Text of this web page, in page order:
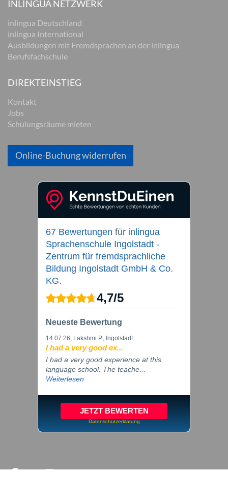
INLINGUA NETZWERK
inlingua Deutschland
inlingua International
Ausbildungen mit Fremdsprachen an der inlingua
Berufsfachschule
DIREKTEINSTIEG
Kontakt
Jobs
Schulungsräume mieten
Online-Buchung widerrufen
67 Bewertungen für inlingua
Sprachenschule Ingolstadt -
Zentrum für fremdsprachliche
Bildung Ingolstadt GmbH & Co.
KG.
4,7/5
Neueste Bewertung
14.07.26, Lakshmi P., Ingolstadt
I had a very good ex...
I had a very good experience at this
language school. The teache...
Weiterlesen
JETZT BEWERTEN
Datenschutzerklärung